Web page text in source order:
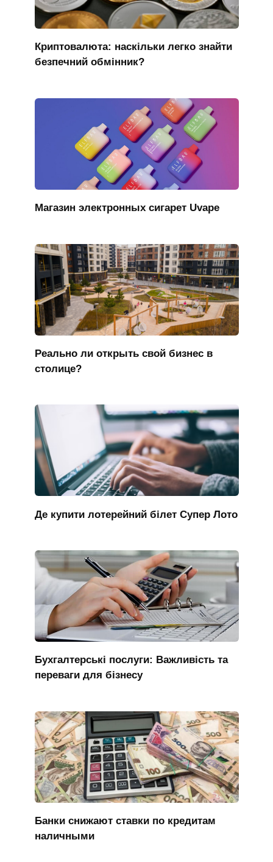
Криптовалюта: наскільки легко знайти
безпечний обмінник?
Магазин электронных сигарет Uvape
Реально ли открыть свой бизнес в
столице?
Де купити лотерейний білет Супер Лото
Бухгалтерські послуги: Важливість та
переваги для бізнесу
Банки снижают ставки по кредитам
наличными